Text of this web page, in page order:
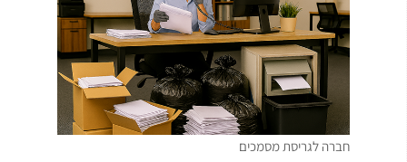
חברה לגריסת מסמכים